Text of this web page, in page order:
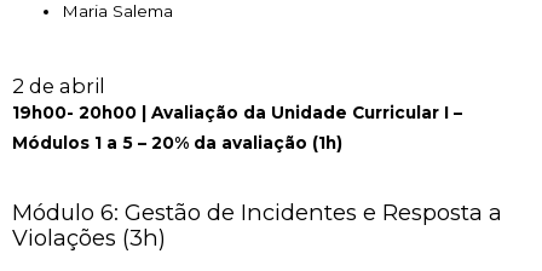
Maria Salema
2 de abril
19h00- 20h00 | Avaliação da Unidade Curricular I –
Módulos 1 a 5 – 20% da avaliação (1h)
Módulo 6: Gestão de Incidentes e Resposta a
Violações (3h)